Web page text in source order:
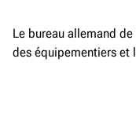
Le bureau allemand
des équipementiers et